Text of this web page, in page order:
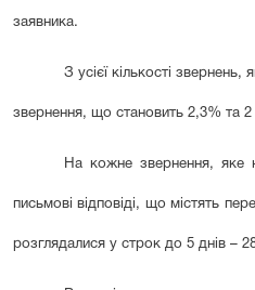
заявника.
З усієї кількості
звернення, що становить 2,3% та
На кожне звернення, яке
письмові відповіді, що містять
розглядалися у строк до 5 днів –